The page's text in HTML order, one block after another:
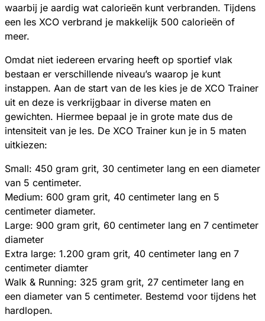
waarbij je aardig wat calorieën kunt verbranden. Tijdens
een les XCO verbrand je makkelijk 500 calorieën of
meer.
Omdat niet iedereen ervaring heeft op sportief vlak
bestaan er verschillende niveau’s waarop je kunt
instappen. Aan de start van de les kies je de XCO Trainer
uit en deze is verkrijgbaar in diverse maten en
gewichten. Hiermee bepaal je in grote mate dus de
intensiteit van je les. De XCO Trainer kun je in 5 maten
uitkiezen:
Small: 450 gram grit, 30 centimeter lang en een diameter
van 5 centimeter.
Medium: 600 gram grit, 40 centimeter lang en 5
centimeter diameter.
Large: 900 gram grit, 60 centimeter lang en 7 centimeter
diameter
Extra large: 1.200 gram grit, 40 centimeter lang en 7
centimeter diamter
Walk & Running: 325 gram grit, 27 centimeter lang en
een diameter van 5 centimeter. Bestemd voor tijdens het
hardlopen.